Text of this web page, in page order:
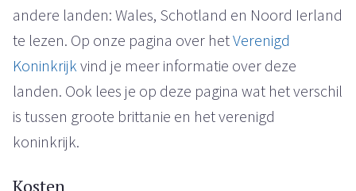
andere landen: Wales, Schotland en Noord Ierland
te lezen. Op onze pagina over hetVerenigd
Koninkrijk vind je meer informatie over deze
landen. Ook lees je op deze pagina wat het verschil
is tussen groote brittanie en het verenigd
koninkrijk.
Kosten